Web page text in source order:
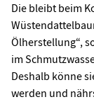
Die bleibt beim
Ölherstellung“,
im
Deshalb könne
werden und